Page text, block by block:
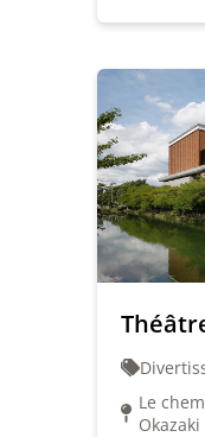
Le
Okazaki